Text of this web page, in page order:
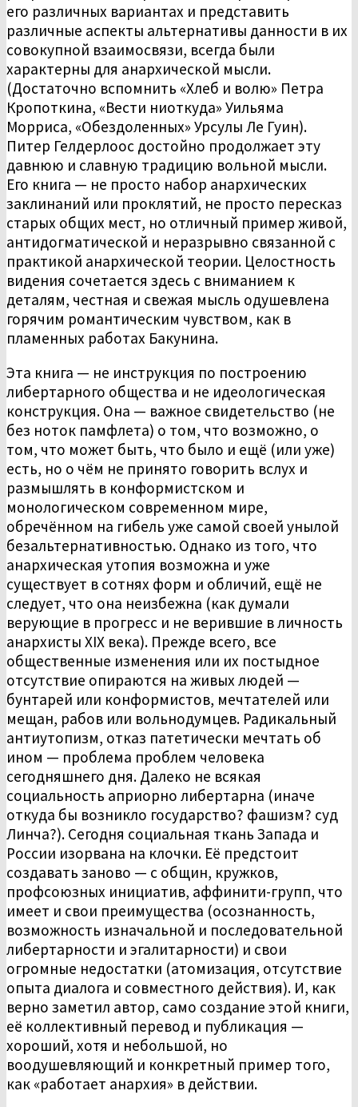
его различных вариантах и представить
различные аспекты альтернативы данности в их
совокупной взаимосвязи, всегда были
характерны для анархической мысли.
(Достаточно вспомнить «Хлеб и волю» Петра
Кропоткина, «Вести ниоткуда» Уильяма
Морриса, «Обездоленных» Урсулы Ле Гуин).
Питер Гелдерлоос достойно продолжает эту
давнюю и славную традицию вольной мысли.
Его книга — не просто набор анархических
заклинаний или проклятий, не просто пересказ
старых общих мест, но отличный пример живой,
антидогматической и неразрывно связанной с
практикой анархической теории. Целостность
видения сочетается здесь с вниманием к
деталям, честная и свежая мысль одушевлена
горячим романтическим чувством, как в
пламенных работах Бакунина.
Эта книга — не инструкция по построению
либертарного общества и не идеологическая
конструкция. Она — важное свидетельство (не
без ноток памфлета) о том, что возможно, о
том, что может быть, что было и ещё (или уже)
есть, но о чём не принято говорить вслух и
размышлять в конформистском и
монологическом современном мире,
обречённом на гибель уже самой своей унылой
безальтернативностью. Однако из того, что
анархическая утопия возможна и уже
существует в сотнях форм и обличий, ещё не
следует, что она неизбежна (как думали
верующие в прогресс и не верившие в личность
анархисты XIX века). Прежде всего, все
общественные изменения или их постыдное
отсутствие опираются на живых людей —
бунтарей или конформистов, мечтателей или
мещан, рабов или вольнодумцев. Радикальный
антиутопизм, отказ патетически мечтать об
ином — проблема проблем человека
сегодняшнего дня. Далеко не всякая
социальность априорно либертарна (иначе
откуда бы возникло государство? фашизм? суд
Линча?). Сегодня социальная ткань Запада и
России изорвана на клочки. Её предстоит
создавать заново — с общин, кружков,
профсоюзных инициатив, аффинити-групп, что
имеет и свои преимущества (осознанность,
возможность изначальной и последовательной
либертарности и эгалитарности) и свои
огромные недостатки (атомизация, отсутствие
опыта диалога и совместного действия). И, как
верно заметил автор, само создание этой книги,
её коллективный перевод и публикация —
хороший, хотя и небольшой, но
воодушевляющий и конкретный пример того,
как «работает анархия» в действии.